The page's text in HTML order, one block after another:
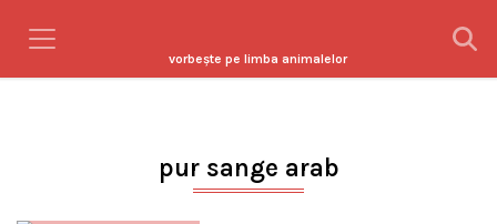
vorbeşte pe limba animalelor
pur sange arab